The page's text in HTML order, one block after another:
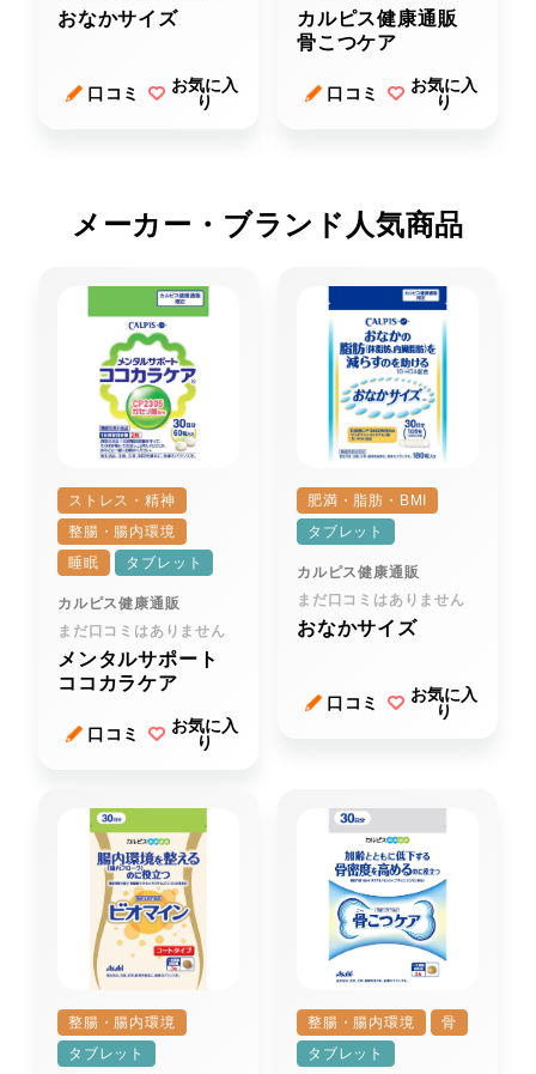
おなかサイズ
口コミ
お気に入
り
カルピス健康通販
骨こつケア
口コミ
お気に入
り
メーカー・ブランド人気商品
ストレス・精神
整腸・腸内環境
睡眠
タブレット
カルピス健康通販
まだ口コミはありません
メンタルサポート
ココカラケア
口コミ
お気に入
り
肥満・脂肪・BMI
タブレット
カルピス健康通販
まだ口コミはありません
おなかサイズ
口コミ
お気に入
り
整腸・腸内環境
タブレット
整腸・腸内環境
骨
タブレット